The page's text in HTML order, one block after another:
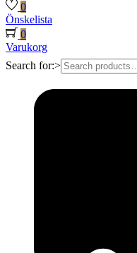
0
Önskelista
0
Varukorg
Search for:>